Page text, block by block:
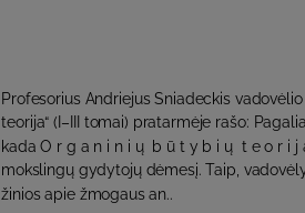
Profesorius Andriejus Sniadeckis
teorija“ (I–III tomai) pratarmėje rašo:
kada O r g a n i n i ų b ū t y b i ų t e o r i j
mokslingų gydytojų dėmesį. Taip,
žinios apie žmogaus an..